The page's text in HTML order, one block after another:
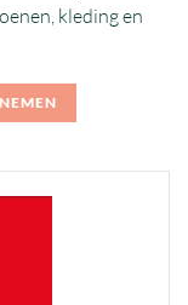
kleding en